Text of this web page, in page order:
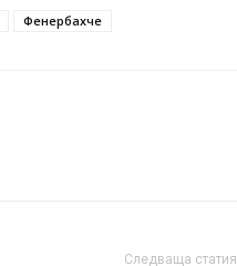
Фенербахче
Следваща статия